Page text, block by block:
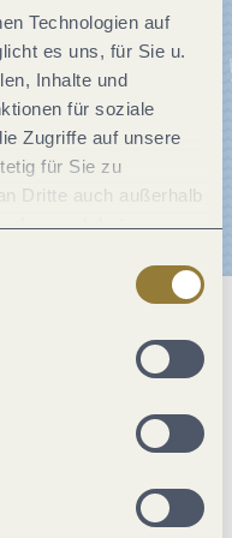
Technologien auf
es uns, für Sie u.
Inhalte und
für soziale
Zugriffe auf unsere
für Sie zu
Dritte auch außerhalb
und dort
Auswahl "Alle
in der Nutzung